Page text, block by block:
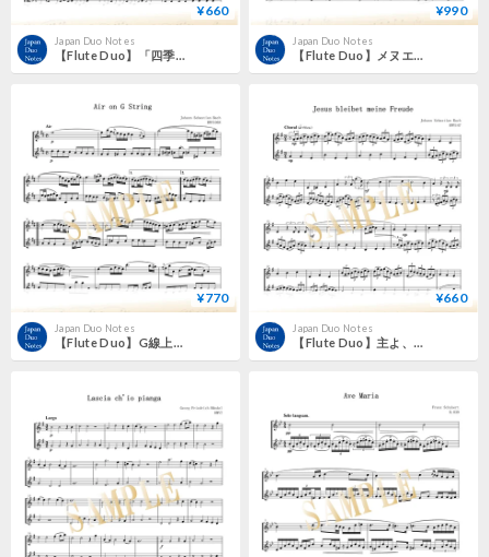
¥660
Japan Duo Notes
【Flute Duo】「四季」より《冬》第2楽章〈ラルゴ〉 RV297／アントニオ・ヴィヴァルディ
¥990
Japan Duo Notes
【Flute Duo】メヌエットとブーレ（管弦楽組曲第2番 BWV1067 より）／ヨハン・ゼバスティアン・バッハ
¥770
Japan Duo Notes
【Flute Duo】G線上のアリア BWV1068／ヨハン・ゼバスティアン・バッハ
¥660
Japan Duo Notes
【Flute Duo】主よ、人の望みの喜びよ BWV147／ヨハン・ゼバスティアン・バッハ